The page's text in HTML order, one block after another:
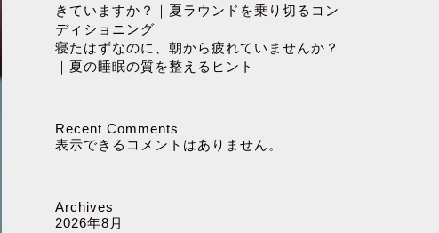
きていますか？｜夏ラウンドを乗り切るコン
ディショニング
寝たはずなのに、朝から疲れていませんか？
｜夏の睡眠の質を整えるヒント
Recent Comments
表示できるコメントはありません。
Archives
2026年8月